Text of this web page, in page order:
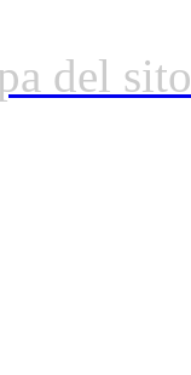
del sito